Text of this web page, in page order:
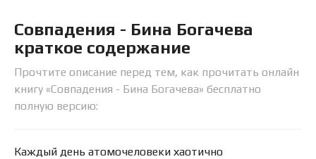
Совпадения - Бина Богачева
краткое содержание
Прочтите описание перед тем, как прочитать онлайн
книгу «Совпадения - Бина Богачева» бесплатно
полную версию:
Каждый день атомочеловеки хаотично